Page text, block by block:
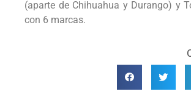
(aparte de Chihuahua y Durango) y
con 6 marcas.